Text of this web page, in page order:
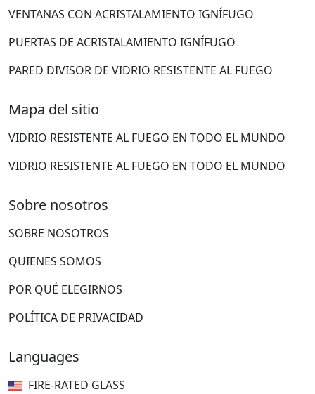
VENTANAS CON ACRISTALAMIENTO IGNÍFUGO
PUERTAS DE ACRISTALAMIENTO IGNÍFUGO
PARED DIVISOR DE VIDRIO RESISTENTE AL FUEGO
Mapa del sitio
VIDRIO RESISTENTE AL FUEGO EN TODO EL MUNDO
VIDRIO RESISTENTE AL FUEGO EN TODO EL MUNDO
Sobre nosotros
SOBRE NOSOTROS
QUIENES SOMOS
POR QUÉ ELEGIRNOS
POLÍTICA DE PRIVACIDAD
Languages
FIRE-RATED GLASS